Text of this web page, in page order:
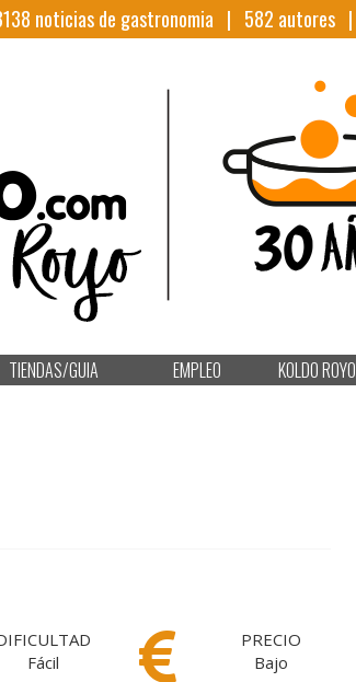
noticias de gastronomia | 582 autores |
TIENDAS/GUIA EMPLEO KOLDO ROYO
Fácil
PRECIO
Bajo